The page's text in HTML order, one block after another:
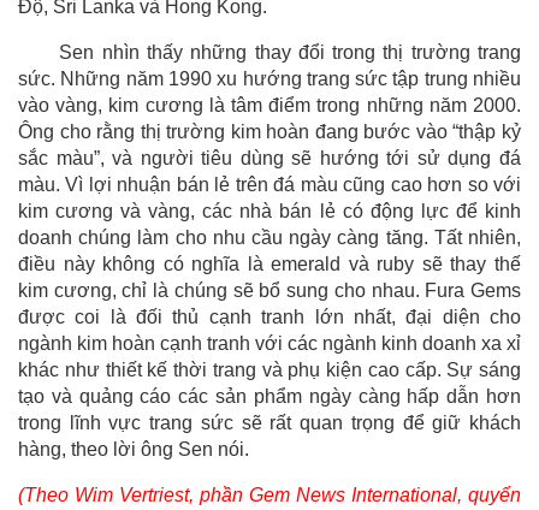
Độ, Sri Lanka và Hong Kong.
Sen nhìn thấy những thay đổi trong thị trường trang
sức. Những năm 1990 xu hướng trang sức tập trung nhiều
vào vàng, kim cương là tâm điểm trong những năm 2000.
Ông cho rằng thị trường kim hoàn đang bước vào “thập kỷ
sắc màu”, và người tiêu dùng sẽ hướng tới sử dụng đá
màu. Vì lợi nhuận bán lẻ trên đá màu cũng cao hơn so với
kim cương và vàng, các nhà bán lẻ có động lực để kinh
doanh chúng làm cho nhu cầu ngày càng tăng. Tất nhiên,
điều này không có nghĩa là emerald và ruby sẽ thay thế
kim cương, chỉ là chúng sẽ bổ sung cho nhau. Fura Gems
được coi là đối thủ cạnh tranh lớn nhất, đại diện cho
ngành kim hoàn cạnh tranh với các ngành kinh doanh xa xỉ
khác như thiết kế thời trang và phụ kiện cao cấp. Sự sáng
tạo và quảng cáo các sản phẩm ngày càng hấp dẫn hơn
trong lĩnh vực trang sức sẽ rất quan trọng để giữ khách
hàng, theo lời ông Sen nói.
(Theo Wim Vertriest, phần Gem News International, quyển